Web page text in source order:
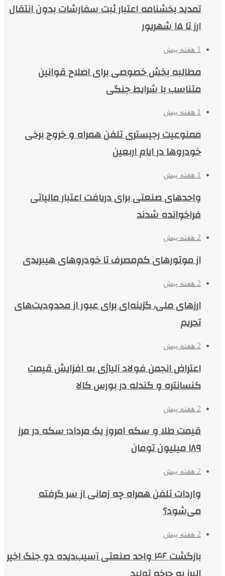
تمدید بخشنامه اعتبار ثبت سفارشات بدون انتقال
ارز تا ۱۵ شهریور
1 هفته پیش
مطالبه بخش خصوصی برای اصلاح قوانین
متناسب با شرایط جنگی
1 هفته پیش
ممنوعیت رجیستری تلفن همراه و خروج برخی
خودروها در ایام اربعین
1 هفته پیش
واحدهای صنعتی برای دریافت اعتبار مالیاتی
فراخوانده شدند
2 هفته پیش
از موتورهای کم‌مصرف تا خودروهای هیبریدی
2 هفته پیش
ارزهای ملی، گزینه‌ای برای عبور از محدودیت‌های
تحریم
2 هفته پیش
اعتراض انجمن فولاد آلیاژی به افزایش قیمت
کنسانتره و گندله در بورس کالا
2 هفته پیش
قیمت طلا و سکه امروز یک مرداد؛ سکه در مرز
۱۸۹ میلیون تومان
2 هفته پیش
واردات تلفن همراه چه زمانی از سر گرفته
می‌شود؟
2 هفته پیش
بازگشت ۴۶ واحد صنعتی آسیب‌دیده دو جنگ اخیر